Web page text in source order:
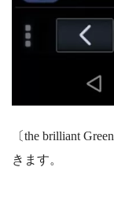
〔the brilliant
きます。